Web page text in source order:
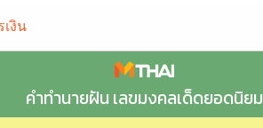
งิน
คำทำนายฝัน เลขมงคลเด็ดยอดนิยม